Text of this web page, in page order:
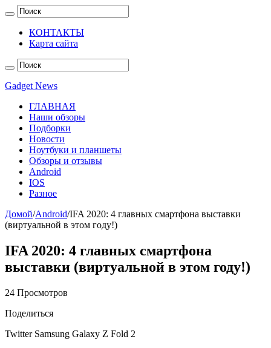
КОНТАКТЫ
Карта сайта
Gadget News
ГЛАВНАЯ
Наши обзоры
Подборки
Новости
Ноутбуки и планшеты
Обзоры и отзывы
Android
IOS
Разное
Домой/Android/IFA 2020: 4 главных смартфона выставки
(виртуальной в этом году!)
IFA 2020: 4 главных смартфона
выставки (виртуальной в этом году!)
24 Просмотров
Поделиться
Twitter Samsung Galaxy Z Fold 2